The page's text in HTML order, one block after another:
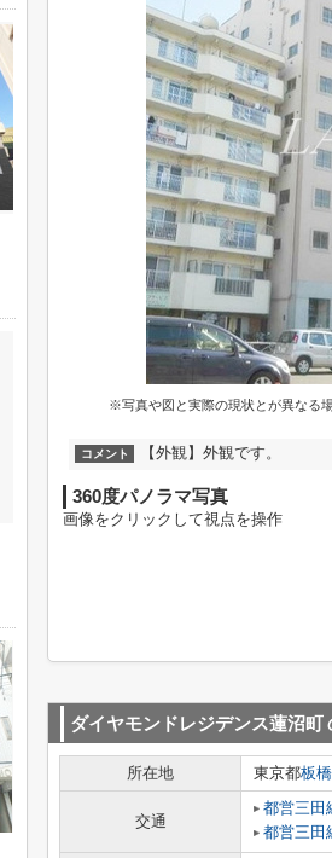
※写真や図と実際の現状とが異なる
コメント 【外観】外観です。
360度パノラマ写真
画像をクリックして視点を操作
ダイヤモンドレジデンス蓮沼町
所在地 東京都板
交通
都営三田
都営三田